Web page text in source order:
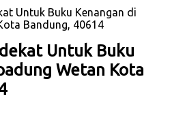
Untuk Buku Kenangan di
Bandung, 40614
Untuk Buku
Wetan Kota